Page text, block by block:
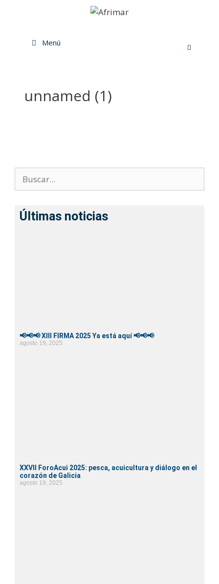
Menú
unnamed (1)
Últimas noticias
📢📢📢 XIII FIRMA 2025 Ya está aquí 📢📢📢
agosto 19, 2025
XXVII ForoAcui 2025: pesca, acuicultura y diálogo en el
corazón de Galicia
agosto 19, 2025